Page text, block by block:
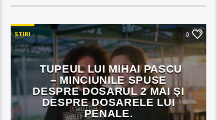
STIRI 0
TUPEUL LUI MIHAI PASCU
– MINCIUNILE SPUSE
DESPRE DOSARUL 2 MAI ȘI
DESPRE DOSARELE LUI
PENALE.